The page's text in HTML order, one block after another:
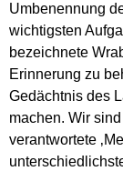
Umbenennung
wichtigsten
bezeichnete
Erinnerung zu
Gedächtnis des
machen. Wir
verantwortete